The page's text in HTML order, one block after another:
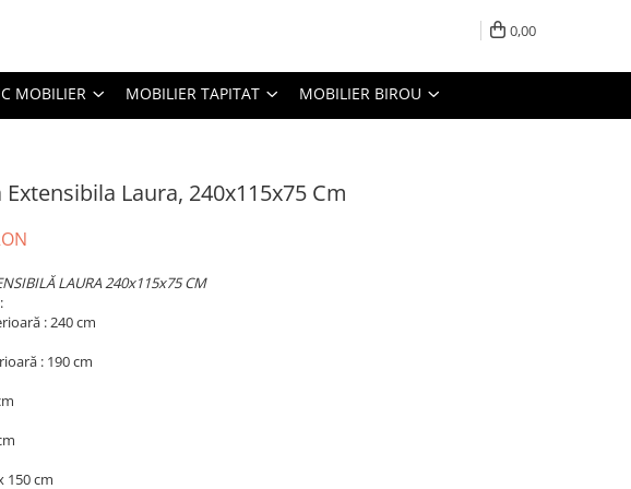
0,00
MOBILIER MOBILIER TAPITAT MOBILIER BIROU
Extensibila Laura, 240x115x75 Cm
LAURA 240x115x75 CM
: 240 cm
: 190 cm
150 cm